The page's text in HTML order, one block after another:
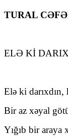
TURAL
ELƏ Kİ
Elə ki darıxdın,
Bir az xəyal
Yığıb bir araya